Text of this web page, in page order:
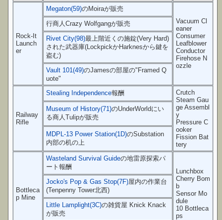
Rock-It
Launch
er
Megaton(59)のMoiraが販売
Vacuum Cl
eaner
Consumer
Leafblower
Conductor
Firehose N
ozzle
行商人Crazy Wolfgangが販売
Rivet City(98)最上階近くの施錠(Very Hard)
された武器庫(LockpickかHarknesから鍵を
盗む)
Vault 101(49)のJamesの部屋の"Framed Q
uote"
Railway
Rifle
Stealing Independence報酬
Crutch
Steam Gau
ge Assembl
y
Pressure C
ooker
Fission Bat
tery
Museum of History(71)のUnderWorldにい
る商人Tulipが販売
MDPL-13 Power Station(1D)のSubstation
内部の机の上
Bottleca
p Mine
Wasteland Survival Guideの地雷原探索パ
ート報酬
Lunchbox
Cherry Bom
b
Sensor Mo
dule
10 Bottleca
ps
Jocko's Pop & Gas Stop(7F)屋内の作業台
(Tenpenny Tower北西)
Little Lamplight(3C)の雑貨屋 Knick Knack
が販売